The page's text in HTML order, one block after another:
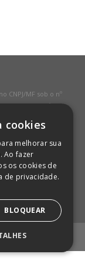
CNPJ/MF sob o nº
Rua Kanebo, nº 175,
090
cookies
melhorar sua
Ao fazer
os cookies de
de privacidade.
BLOQUEAR